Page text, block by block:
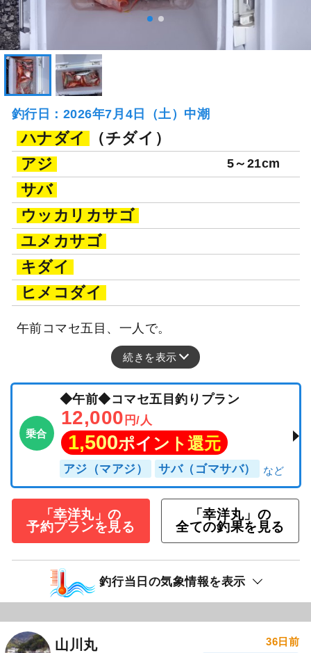
釣行日：2026年7月4日（土）中潮
ハナダイ
（チダイ）
アジ
5～21cm
サバ
ウッカリカサゴ
ユメカサゴ
キダイ
ヒメコダイ
午前コマセ五目、一人で。
続きを表示
乗合
◆午前◆コマセ五目釣りプラン
12,000 円/人
1,500ポイント還元
アジ（マアジ） サバ（ゴマサバ）
「幸洋丸」の
予約プランを見る
「幸洋丸」の
全ての釣果を見る
釣行当日の気象情報を表示
山川丸 36日前